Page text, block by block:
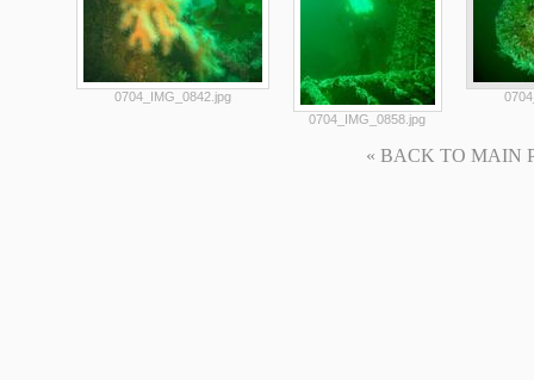
0704_IMG_0842.jpg
0704_IMG_0858.jpg
« BACK TO MAIN